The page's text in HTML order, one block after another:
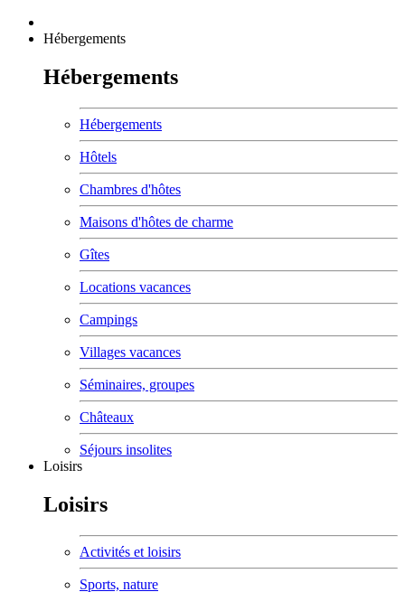
Hébergements
Hébergements
Hébergements
Hôtels
Chambres d'hôtes
Maisons d'hôtes de charme
Gîtes
Locations vacances
Campings
Villages vacances
Séminaires, groupes
Châteaux
Séjours insolites
Loisirs
Loisirs
Activités et loisirs
Sports, nature